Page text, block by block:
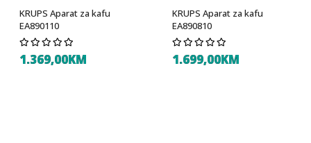
KRUPS Aparat za kafu
EA890110
1.369,00KM
KRUPS Aparat za kafu
EA890810
1.699,00KM